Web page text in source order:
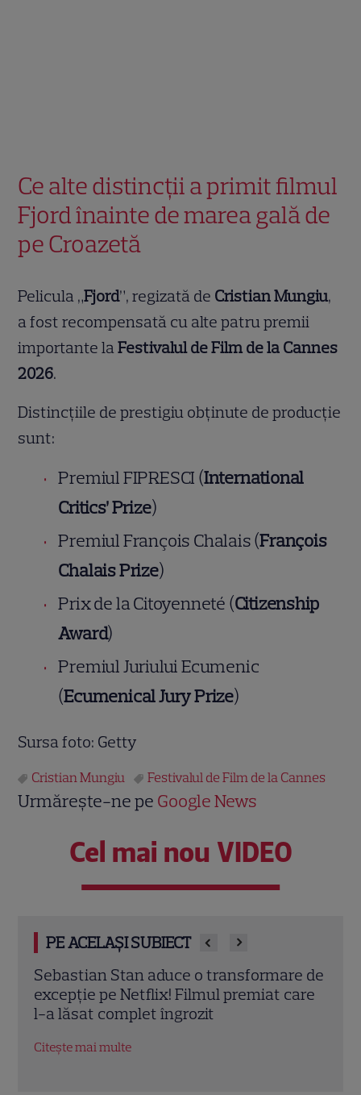
Ce alte distincții a primit filmul
Fjord înainte de marea gală de
pe Croazetă
Pelicula „Fjord”, regizată de Cristian Mungiu,
a fost recompensată cu alte patru premii
importante laFestivalul de Film de la Cannes
2026.
Distincţiile de prestigiu obținute de producție
sunt:
Premiul FIPRESCI (International
Critics’ Prize)
Premiul François Chalais (François
Chalais Prize)
Prix de la Citoyenneté (Citizenship
Award)
Premiul Juriului Ecumenic
(Ecumenical Jury Prize)
Sursa foto: Getty
Cristian Mungiu Festivalul de Film de la Cannes
Urmărește-ne pe Google News
Cel mai nou VIDEO
PE ACELAȘI SUBIECT
Sebastian Stan aduce o transformare de
excepție pe Netflix! Filmul premiat care
l-a lăsat complet îngrozit
Citește mai multe